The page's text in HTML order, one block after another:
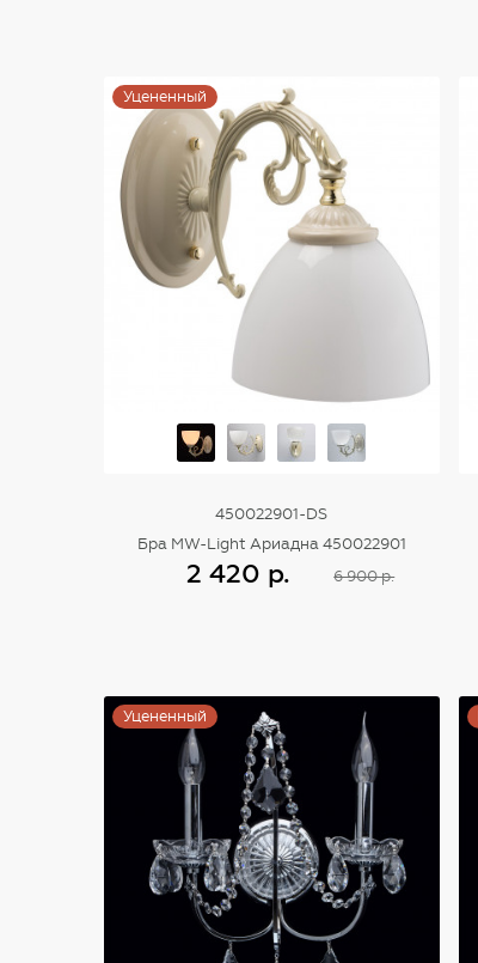
Уцененный
450022901-DS
Бра MW-Light Ариадна 450022901
2 420 р.
6 900 р.
Уцененный